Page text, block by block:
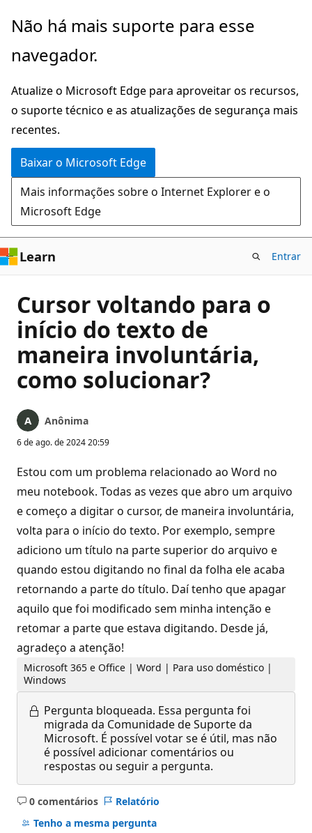
Pular
o
principal
Não há mais suporte para esse
navegador.
Atualize o Microsoft Edge para aproveitar os recursos,
o suporte técnico e as atualizações de segurança mais
recentes.
Baixar o Microsoft Edge
Mais informações sobre o Internet Explorer e o
Microsoft Edge
Learn Entrar
Cursor voltando para o
início do texto de
maneira involuntária,
como solucionar?
Anônima
6 de ago. de 2024 20:59
Estou com um problema relacionado ao Word no
meu notebook. Todas as vezes que abro um arquivo
e começo a digitar o cursor, de maneira involuntária,
volta para o início do texto. Por exemplo, sempre
adiciono um título na parte superior do arquivo e
quando estou digitando no final da folha ele acaba
retornando a parte do título. Daí tenho que apagar
aquilo que foi modificado sem minha intenção e
retomar a parte que estava digitando. Desde já,
agradeço a atenção!
Microsoft 365 e Office | Word | Para uso doméstico |
Windows
Pergunta bloqueada. Essa pergunta foi
migrada da Comunidade de Suporte da
Microsoft. É possível votar se é útil, mas não
é possível adicionar comentários ou
respostas ou seguir a pergunta.
0 comentários
Sem
comentários
Relatório
Tenho a mesma pergunta